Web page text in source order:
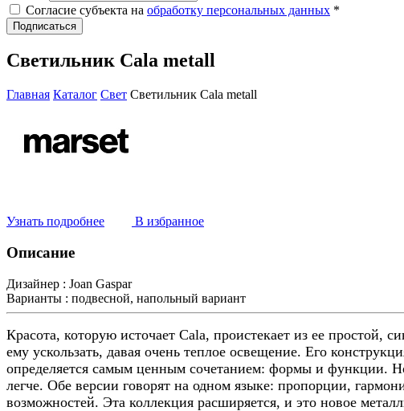
Согласие субъекта на обработку персональных данных *
Подписаться
Светильник Сala metall
Главная Каталог Свет Светильник Сala metall
Узнать подробнее В избранное
Описание
Дизайнер : Joan Gaspar
Варианты : подвесной, напольный вариант
Красота, которую источает Cala, проистекает из ее простой,
ему ускользать, давая очень теплое освещение. Его
определяется самым ценным сочетанием: формы и функции.
легче. Обе версии говорят на одном языке: пропорции,
возможностей. Эта коллекция расширяется, и это новое